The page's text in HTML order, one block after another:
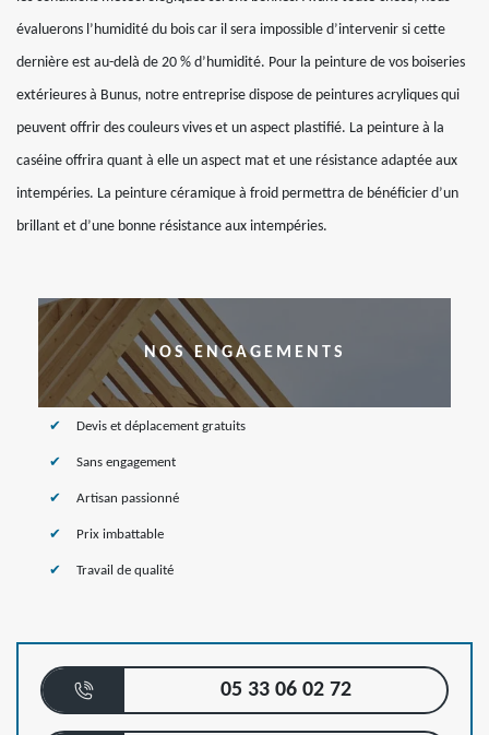
évaluerons l’humidité du bois car il sera impossible d’intervenir si cette
dernière est au-delà de 20 % d’humidité. Pour la peinture de vos boiseries
extérieures à Bunus, notre entreprise dispose de peintures acryliques qui
peuvent offrir des couleurs vives et un aspect plastifié. La peinture à la
caséine offrira quant à elle un aspect mat et une résistance adaptée aux
intempéries. La peinture céramique à froid permettra de bénéficier d’un
brillant et d’une bonne résistance aux intempéries.
NOS ENGAGEMENTS
Devis et déplacement gratuits
Sans engagement
Artisan passionné
Prix imbattable
Travail de qualité
05 33 06 02 72